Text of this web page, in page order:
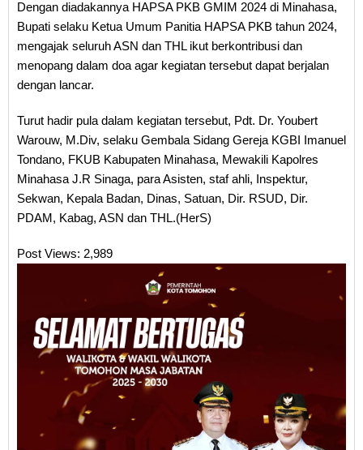
Dengan diadakannya HAPSA PKB GMIM 2024 di Minahasa,
Bupati selaku Ketua Umum Panitia HAPSA PKB tahun 2024,
mengajak seluruh ASN dan THL ikut berkontribusi dan
menopang dalam doa agar kegiatan tersebut dapat berjalan
dengan lancar.
Turut hadir pula dalam kegiatan tersebut, Pdt. Dr. Youbert
Warouw, M.Div, selaku Gembala Sidang Gereja KGBI Imanuel
Tondano, FKUB Kabupaten Minahasa, Mewakili Kapolres
Minahasa J.R Sinaga, para Asisten, staf ahli, Inspektur,
Sekwan, Kepala Badan, Dinas, Satuan, Dir. RSUD, Dir.
PDAM, Kabag, ASN dan THL.(HerS)
Post Views: 2,989